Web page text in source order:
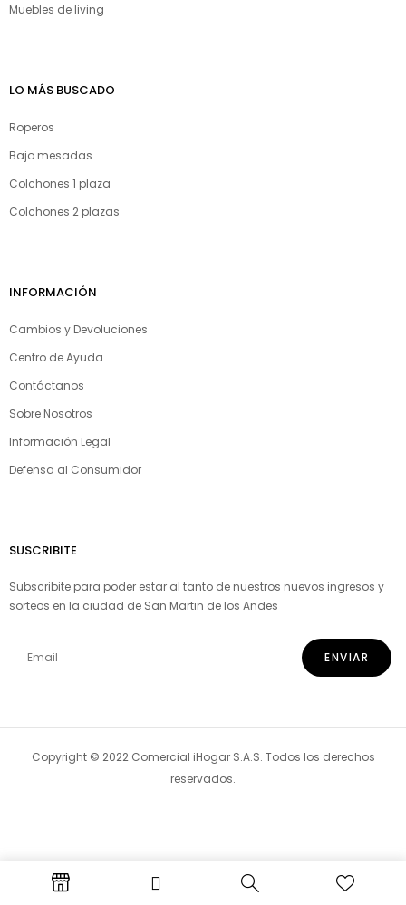
Muebles de living
LO MÁS BUSCADO
Roperos
Bajo mesadas
Colchones 1 plaza
Colchones 2 plazas
INFORMACIÓN
Cambios y Devoluciones
Centro de Ayuda
Contáctanos
Sobre Nosotros
Información Legal
Defensa al Consumidor
SUSCRIBITE
Subscribite para poder estar al tanto de nuestros nuevos ingresos y
sorteos en la ciudad de San Martin de los Andes
Copyright © 2022 Comercial iHogar S.A.S. Todos los derechos
reservados.